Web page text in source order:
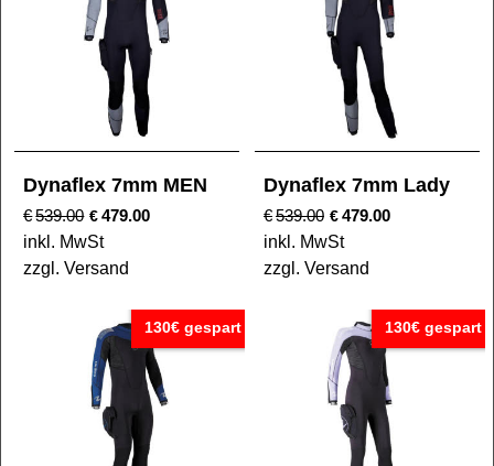
Dynaflex 7mm MEN
€539.00 € 479.00
inkl. MwSt
zzgl. Versand
Dynaflex 7mm Lady
€539.00 €479.00
inkl. MwSt
zzgl. Versand
130€ gespart 130€ gespart